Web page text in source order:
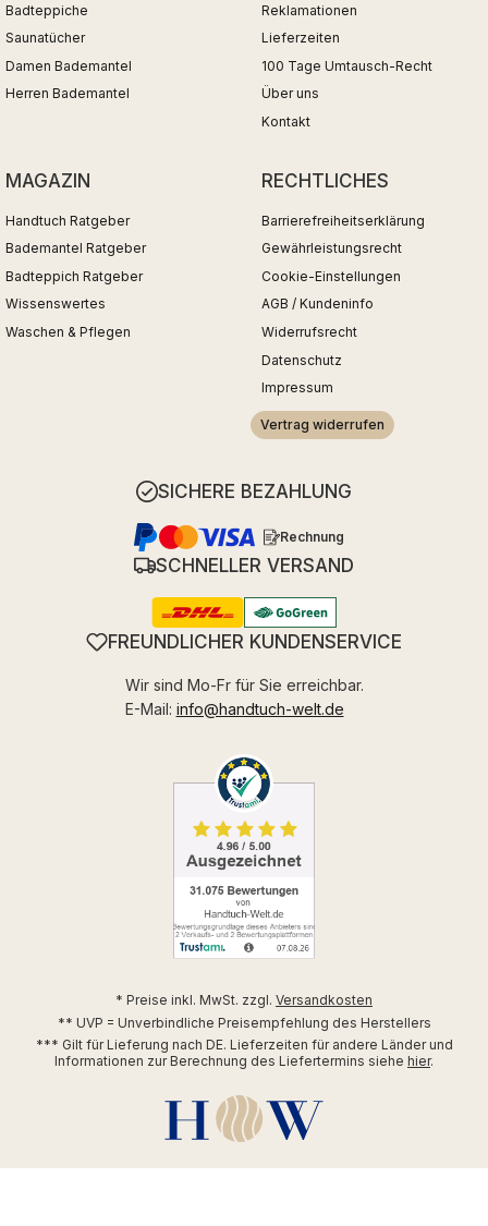
Badteppiche
Saunatücher
Damen Bademantel
Herren Bademantel
Reklamationen
Lieferzeiten
100 Tage Umtausch-Recht
Über uns
Kontakt
MAGAZIN
Handtuch Ratgeber
Bademantel Ratgeber
Badteppich Ratgeber
Wissenswertes
Waschen & Pflegen
RECHTLICHES
Barrierefreiheitserklärung
Gewährleistungsrecht
Cookie-Einstellungen
AGB / Kundeninfo
Widerrufsrecht
Datenschutz
Impressum
Vertrag widerrufen
SICHERE BEZAHLUNG
Rechnung
SCHNELLER VERSAND
FREUNDLICHER KUNDENSERVICE
Wir sind Mo-Fr für Sie erreichbar.
E-Mail: info@handtuch-welt.de
* Preise inkl. MwSt. zzgl. Versandkosten
** UVP = Unverbindliche Preisempfehlung des Herstellers
*** Gilt für Lieferung nach DE. Lieferzeiten für andere Länder und
Informationen zur Berechnung des Liefertermins siehe hier.